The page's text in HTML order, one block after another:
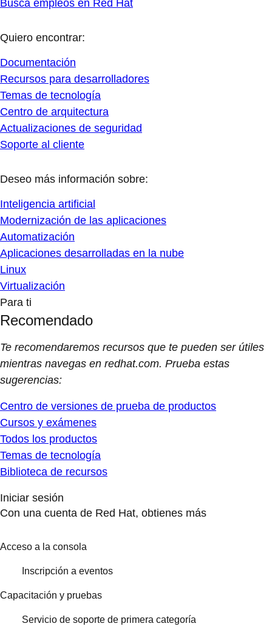
Busca empleos en Red Hat
Quiero encontrar:
Documentación
Recursos para desarrolladores
Temas de tecnología
Centro de arquitectura
Actualizaciones de seguridad
Soporte al cliente
Deseo más información sobre:
Inteligencia artificial
Modernización de las aplicaciones
Automatización
Aplicaciones desarrolladas en la nube
Linux
Virtualización
Para ti
Recomendado
Te recomendaremos recursos que te pueden ser útiles
mientras navegas en redhat.com. Prueba estas
sugerencias:
Centro de versiones de prueba de productos
Cursos y exámenes
Todos los productos
Temas de tecnología
Biblioteca de recursos
Iniciar sesión
Con una cuenta de Red Hat, obtienes más
Acceso a la consola
Inscripción a eventos
Capacitación y pruebas
Servicio de soporte de primera categoría